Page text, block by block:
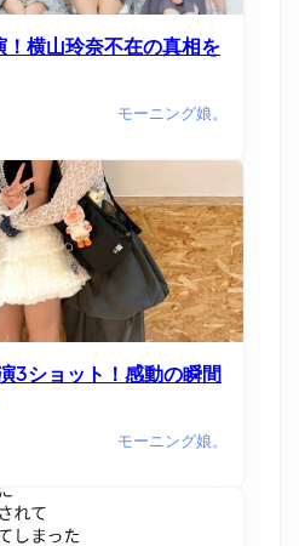
！横山玲奈不在の真相を
モーニング娘。
3ショット！感動の瞬間
モーニング娘。